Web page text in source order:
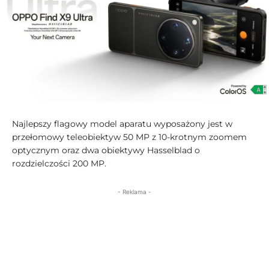
Najlepszy flagowy model aparatu wyposażony jest w
przełomowy teleobiektyw 50 MP z 10-krotnym zoomem
optycznym oraz dwa obiektywy Hasselblad o
rozdzielczości 200 MP.
- Reklama -